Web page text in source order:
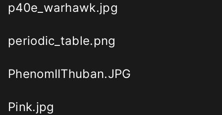
p40e_warhawk.jpg
periodic_table.png
PhenomIIThuban.JPG
Pink.jpg